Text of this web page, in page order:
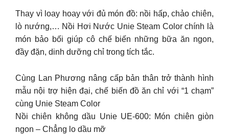
Thay vì loay hoay với đủ món đồ: nồi hấp, chảo chiên,
lò nướng,… Nồi Hơi Nước Unie Steam Color chính là
món bảo bối giúp cô chế biến những bữa ăn ngon,
đầy đặn, dinh dưỡng chỉ trong tích tắc.
Cùng Lan Phương nâng cấp bản thân trở thành hình
mẫu nội trợ hiện đại, chế biến đồ ăn chỉ với “1 chạm”
cùng Unie Steam Color
Nồi chiên không dầu Unie UE-600: Món chiên giòn
ngon – Chẳng lo dầu mỡ